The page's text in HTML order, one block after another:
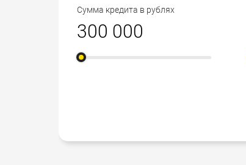
Сумма кредита в рублях